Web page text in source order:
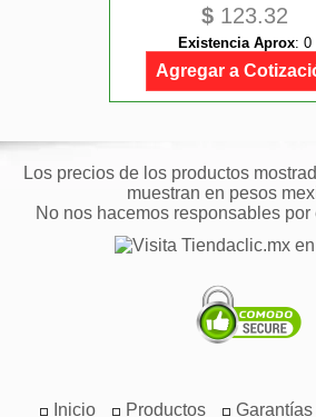
$ 123.32
Existencia Aprox: 0
Agregar a
Los precios de los productos
muestran en pesos
No nos hacemos responsables por
Inicio Productos Garantías